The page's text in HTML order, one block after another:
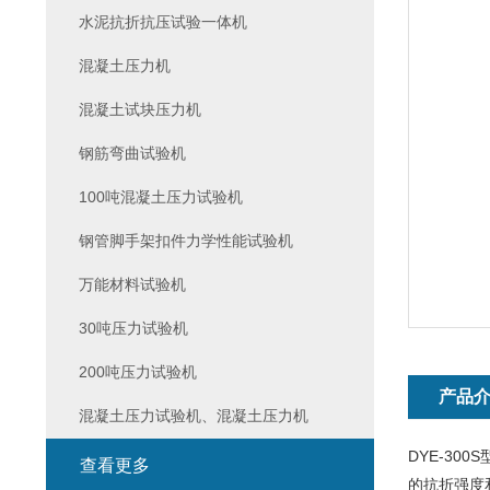
产品
DYE-300S
的抗折强度
水泥抗折抗压试验一体机
混凝土压力机
混凝土试块压力机
钢筋弯曲试验机
100吨混凝土压力试验机
钢管脚手架扣件力学性能试验机
万能材料试验机
30吨压力试验机
200吨压力试验机
混凝土压力试验机、混凝土压力机
查看更多